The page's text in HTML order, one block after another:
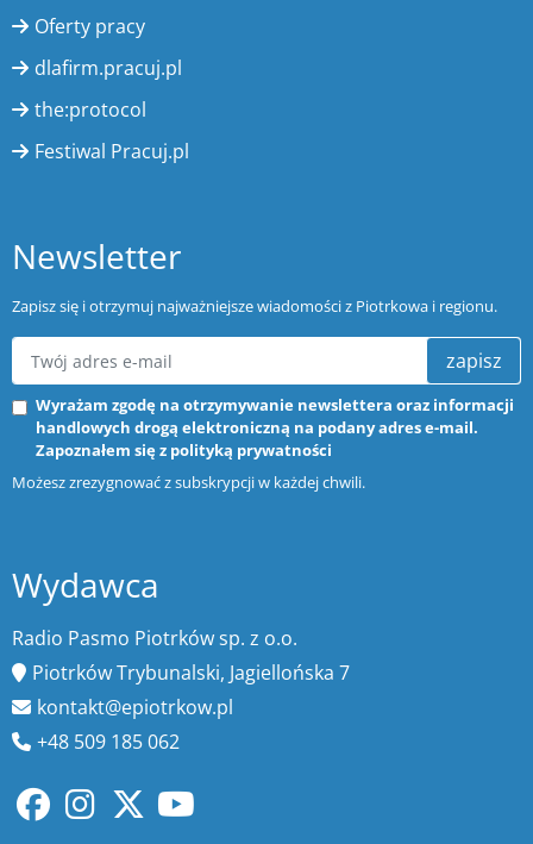
Oferty pracy
dlafirm.pracuj.pl
the:protocol
Festiwal Pracuj.pl
Newsletter
Zapisz się i otrzymuj najważniejsze wiadomości z Piotrkowa i regionu.
zapisz
Wyrażam zgodę na otrzymywanie newslettera oraz informacji
handlowych drogą elektroniczną na podany adres e-mail.
Zapoznałem się z polityką prywatności
Możesz zrezygnować z subskrypcji w każdej chwili.
Wydawca
Radio Pasmo Piotrków sp. z o.o.
Piotrków Trybunalski, Jagiellońska 7
kontakt@epiotrkow.pl
+48 509 185 062